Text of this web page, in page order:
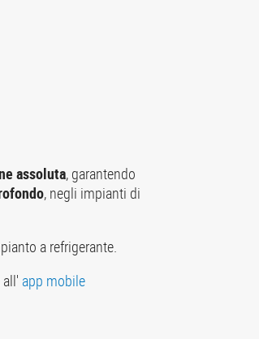
assoluta, garantendo
, negli impianti di
a refrigerante.
app mobile